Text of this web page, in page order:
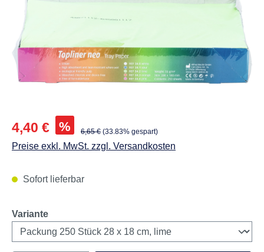
Abbildungen können vom Original abweichen.
Verkaufspreis:
4,40 € % Regulärer Preis:
6,65 € (33.83% gespart)
Preise exkl. MwSt. zzgl. Versandkosten
Sofort lieferbar
Varianteauswählen